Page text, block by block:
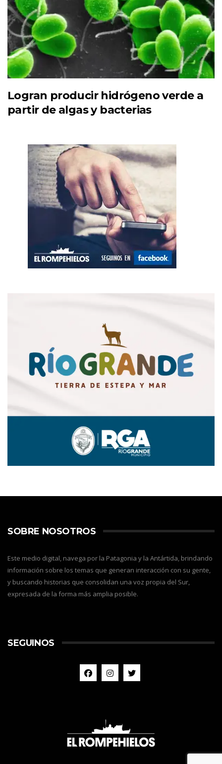
Logran producir hidrógeno verde a
partir de algas y bacterias
SOBRE NOSOTROS
Este medio digital, navega por la Patagonia y la Antártida, brindando
información sobre los temas que generan interacción con su gente,
y buscando historias que consolidan una voz propia del Sur,
expresada de la forma más amplia posible.
SEGUINOS